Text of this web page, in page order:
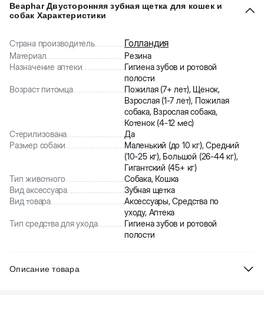
Beaphar Двусторонняя зубная щетка для кошек и
собак Характеристики
Страна производитель Голландия
Материал
Резина
Назначение аптеки
Гигиена зубов и ротовой
полости
Возраст питомца
Пожилая (7+ лет), Щенок,
Взрослая (1-7 лет), Пожилая
собака, Взрослая собака,
Котенок (4-12 мес)
Стерилизована
Да
Размер собаки
Маленький (до 10 кг), Средний
(10-25 кг), Большой (26-44 кг),
Гигантский (45+ кг)
Тип животного
Собака, Кошка
Вид аксессуара
Зубная щетка
Вид товара
Аксессуары, Средства по
уходу, Аптека
Тип средства для ухода
Гигиена зубов и ротовой
полости
Описание товара